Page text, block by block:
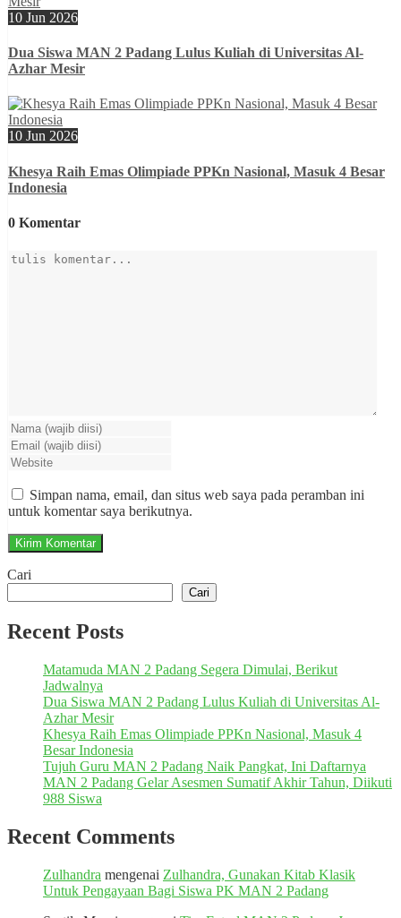
10 Jun 2026
Dua Siswa MAN 2 Padang Lulus Kuliah di Universitas Al-
Azhar Mesir
10 Jun 2026
Khesya Raih Emas Olimpiade PPKn Nasional, Masuk 4 Besar
Indonesia
0 Komentar
Simpan nama, email, dan situs web saya pada peramban ini
untuk komentar saya berikutnya.
Cari
Cari
Recent Posts
Matamuda MAN 2 Padang Segera Dimulai, Berikut
Jadwalnya
Dua Siswa MAN 2 Padang Lulus Kuliah di Universitas Al-
Azhar Mesir
Khesya Raih Emas Olimpiade PPKn Nasional, Masuk 4
Besar Indonesia
Tujuh Guru MAN 2 Padang Naik Pangkat, Ini Daftarnya
MAN 2 Padang Gelar Asesmen Sumatif Akhir Tahun, Diikuti
988 Siswa
Recent Comments
Zulhandra mengenai Zulhandra, Gunakan Kitab Klasik
Untuk Pengayaan Bagi Siswa PK MAN 2 Padang